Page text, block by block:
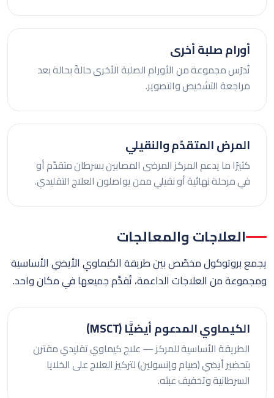
أورام صلبة أخرى
تُدرَس مجموعة من الأورام الصلبة الأخرى حالةً بحالة بعد
مراجعة التشخيص والتصوير.
المرض المتقدّم والنقيلي
كثيرًا ما يدعم المركز المرضى المصابين بسرطان متقدّم أو
في مرحلة نهائية أو نقيلي ممن يواصلون العلاج التقليدي.
العلاجات والمعالجات
يجمع بروتوكول مخصّص بين طريقة الكيماوي الأيضي الأساسية
ومجموعة من العلاجات الداعمة، تُقدَّم جميعها في مكان واحد.
الكيماوي المدعوم أيضيًّا (MSCT)
الطريقة الأساسية للمركز — علاج كيماوي تقليدي مقترن
بتحضير أيضي (صيام وإنسولين) لتركيز العلاج على الخلايا
السرطانية وتخفيف عبئه.